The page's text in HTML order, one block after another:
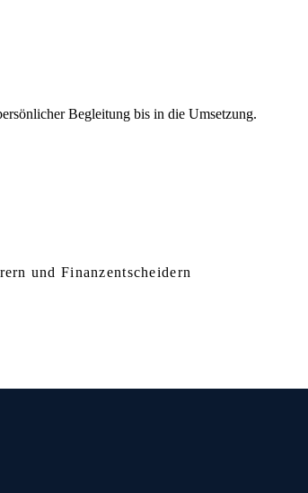
Begleitung bis in die Umsetzung.
und Finanzentscheidern